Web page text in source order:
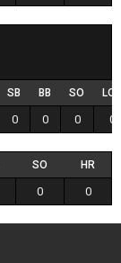
SB BB SO LOB
0 0 0 0
SO HR
0 0